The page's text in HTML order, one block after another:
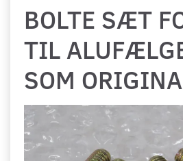
BOLTE SÆT
TIL
SOM